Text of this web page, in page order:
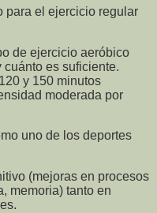
para el ejercicio regular
de ejercicio aeróbico
es suficiente.
y 150 minutos
moderada por
uno de los deportes
(mejoras en procesos
memoria) tanto en